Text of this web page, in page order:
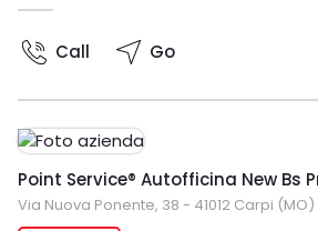
Call Go
Point Service® Autofficina New Bs
Via Nuova Ponente, 38 - 41012 Carpi (MO)